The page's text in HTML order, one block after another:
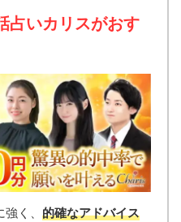
占いカリスがおす
く、 的確なアドバイス